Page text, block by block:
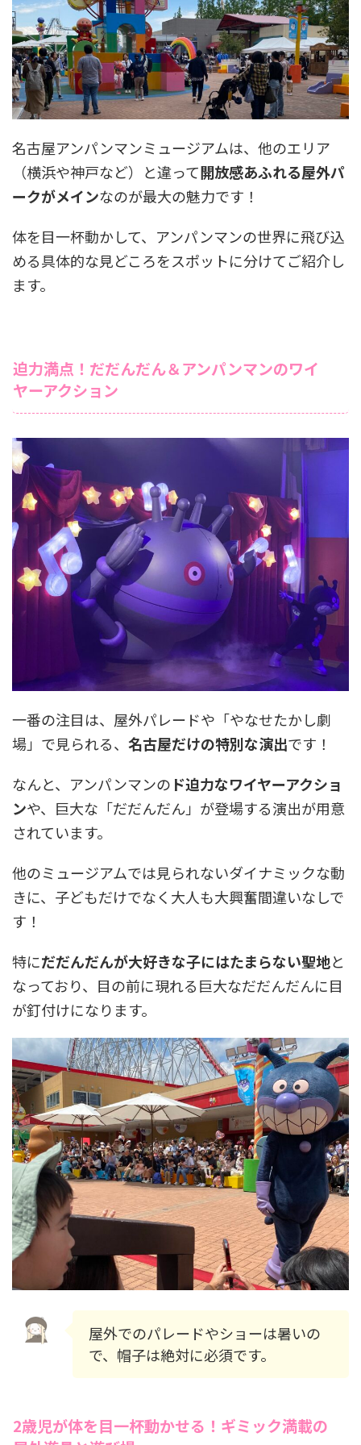
名古屋アンパンマンミュージアムは、他のエリア
（横浜や神戸など）と違って開放感あふれる屋外パ
ークがメインなのが最大の魅力です！
体を目一杯動かして、アンパンマンの世界に飛び込
める具体的な見どころをスポットに分けてご紹介し
ます。
迫力満点！だだんだん＆アンパンマンのワイ
ヤーアクション
一番の注目は、屋外パレードや「やなせたかし劇
場」で見られる、 名古屋だけの特別な演出です！
なんと、アンパンマンの ド迫力なワイヤーアクショ
ンや、巨大な「だだんだん」が登場する演出が用意
されています。
他のミュージアムでは見られないダイナミックな動
きに、子どもだけでなく大人も大興奮間違いなしで
す！
特にだだんだんが大好きな子にはたまらない聖地と
なっており、目の前に現れる巨大なだだんだんに目
が釘付けになります。
屋外でのパレードやショーは暑いの
で、帽子は絶対に必須です。
2歳児が体を目一杯動かせる！ギミック満載の